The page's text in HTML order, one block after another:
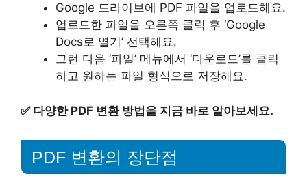
Google 드라이브에 PDF 파일을 업로드해요.
업로드한 파일을 오른쪽 클릭 후 ‘Google
Docs로 열기’ 선택해요.
그런 다음 ‘파일’ 메뉴에서 ‘다운로드’를 클릭
하고 원하는 파일 형식으로 저장해요.
✅ 다양한 PDF 변환 방법을 지금 바로 알아보세요.
PDF 변환의 장단점